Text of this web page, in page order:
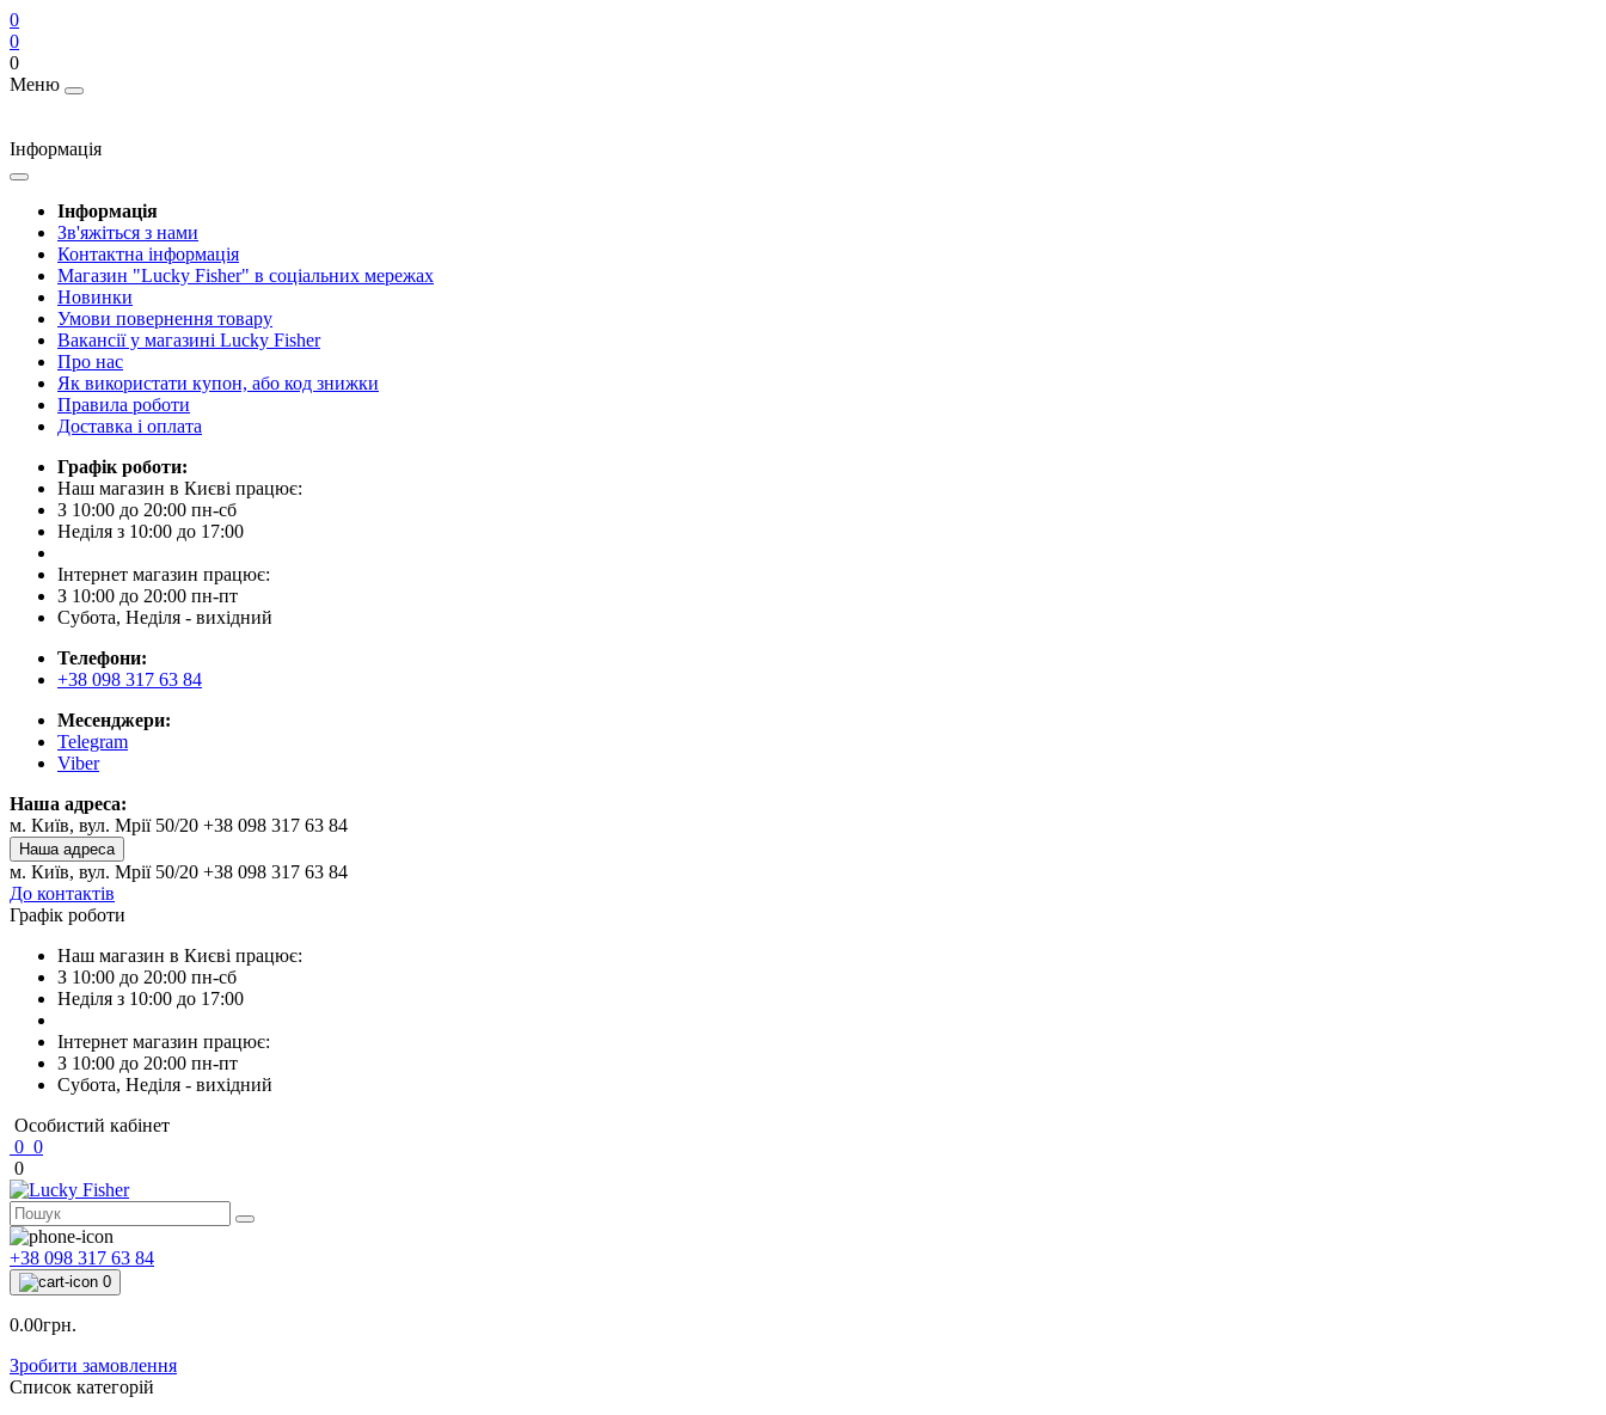
0
0
0
Меню
Інформація
Інформація
Зв'яжіться з нами
Контактна інформація
Магазин "Lucky Fisher" в соціальних мережах
Новинки
Умови повернення товару
Вакансії у магазині Lucky Fisher
Про нас
Як використати купон, або код знижки
Правила роботи
Доставка і оплата
Графік роботи:
Наш магазин в Києві працює:
З 10:00 до 20:00 пн-сб
Неділя з 10:00 до 17:00
Інтернет магазин працює:
З 10:00 до 20:00 пн-пт
Субота, Неділя - вихідний
Телефони:
+38 098 317 63 84
Месенджери:
Telegram
Viber
Наша адреса:
м. Київ, вул. Мрії 50/20 +38 098 317 63 84
Наша адреса
м. Київ, вул. Мрії 50/20 +38 098 317 63 84
До контактів
Графік роботи
Наш магазин в Києві працює:
З 10:00 до 20:00 пн-сб
Неділя з 10:00 до 17:00
Інтернет магазин працює:
З 10:00 до 20:00 пн-пт
Субота, Неділя - вихідний
Особистий кабінет
0 0
0
+38 098 317 63 84
0
0.00грн.
Зробити замовлення
Список категорій